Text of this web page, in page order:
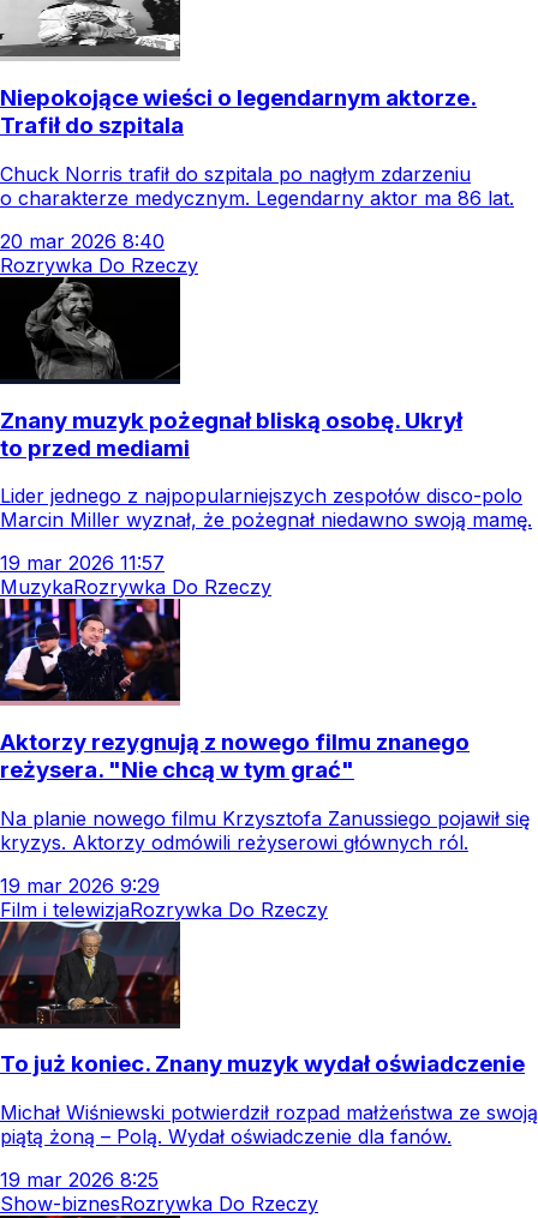
Niepokojące wieści o legendarnym aktorze.
Trafił do szpitala
Chuck Norris trafił do szpitala po nagłym zdarzeniu
o charakterze medycznym. Legendarny aktor ma 86 lat.
20 mar 2026 8:40
Rozrywka Do Rzeczy
Znany muzyk pożegnał bliską osobę. Ukrył
to przed mediami
Lider jednego z najpopularniejszych zespołów disco-polo
Marcin Miller wyznał, że pożegnał niedawno swoją mamę.
19 mar 2026 11:57
MuzykaRozrywka Do Rzeczy
Aktorzy rezygnują z nowego filmu znanego
reżysera. "Nie chcą w tym grać"
Na planie nowego filmu Krzysztofa Zanussiego pojawił się
kryzys. Aktorzy odmówili reżyserowi głównych ról.
19 mar 2026 9:29
Film i telewizjaRozrywka Do Rzeczy
To już koniec. Znany muzyk wydał oświadczenie
Michał Wiśniewski potwierdził rozpad małżeństwa ze swoją
piątą żoną – Polą. Wydał oświadczenie dla fanów.
19 mar 2026 8:25
Show-biznesRozrywka Do Rzeczy